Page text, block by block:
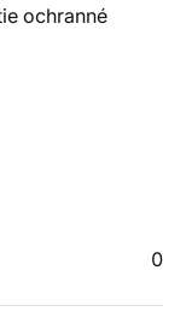
ochranné
0